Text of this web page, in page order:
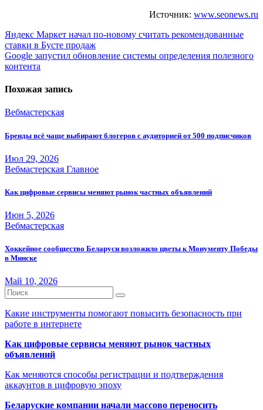
Источник: www.seonews.ru
Навигация
по
записям
Яндекс Маркет начал по-новому считать рекомендованные
ставки в Бусте продаж
Google запустил обновление системы определения полезного
контента
Похожая запись
Вебмастерская
Бренды всё чаще выбирают блогеров с аудиторией от 500 подписчиков
Июл 29, 2026
Вебмастерская Главное
Как цифровые сервисы меняют рынок частных объявлений
Июн 5, 2026
Вебмастерская
Хоккейное сообщество Беларуси возложило цветы к Монументу Победы
в Минске
Май 10, 2026
Какие инструменты помогают повысить безопасность при
работе в интернете
Как цифровые сервисы меняют рынок частных
объявлений
Как меняются способы регистрации и подтверждения
аккаунтов в цифровую эпоху
Беларуские компании начали массово переносить